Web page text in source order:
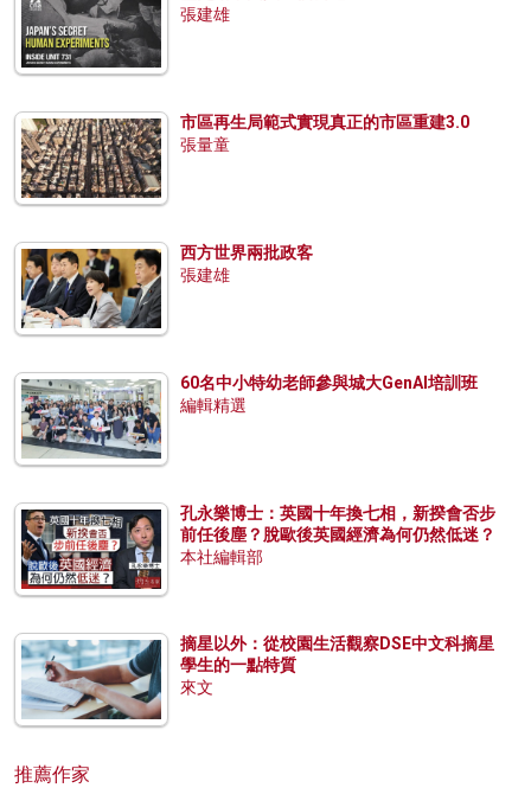
張建雄
市區再生局範式實現真正的市區重建3.0
張量童
西方世界兩批政客
張建雄
60名中小特幼老師參與城大GenAI培訓班
編輯精選
孔永樂博士：英國十年換七相，新揆會否步
前任後塵？脫歐後英國經濟為何仍然低迷？
本社編輯部
摘星以外：從校園生活觀察DSE中文科摘星
學生的一點特質
來文
推薦作家